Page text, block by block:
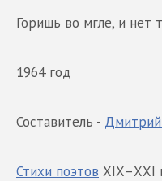
Горишь во мгле, и нет
1964 год
Составитель -
Стихи поэтов ХIХ–ХХI